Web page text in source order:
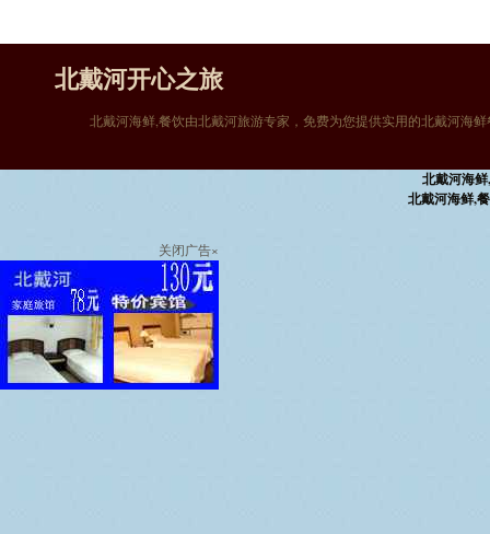
北戴河开心之旅
北戴河海鲜,餐饮由北戴河旅游专家，免费为您提供实用的北戴河海鲜
北戴河海
北戴河海鲜,餐
关闭广告×